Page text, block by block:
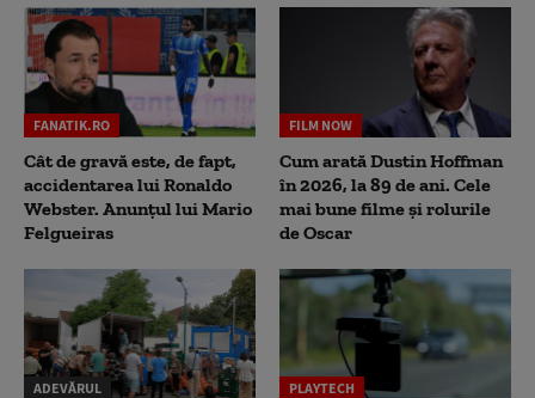
FANATIK.RO
Cât de gravă este, de fapt,
accidentarea lui Ronaldo
Webster. Anunțul lui Mario
Felgueiras
FILM NOW
Cum arată Dustin Hoffman
în 2026, la 89 de ani. Cele
mai bune filme și rolurile
de Oscar
ADEVĂRUL PLAYTECH